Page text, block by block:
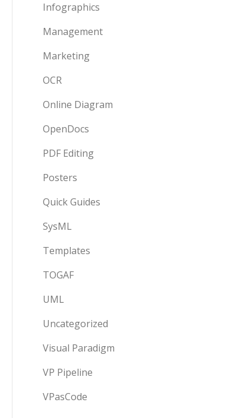
Infographics
Management
Marketing
OCR
Online Diagram
OpenDocs
PDF Editing
Posters
Quick Guides
SysML
Templates
TOGAF
UML
Uncategorized
Visual Paradigm
VP Pipeline
VPasCode